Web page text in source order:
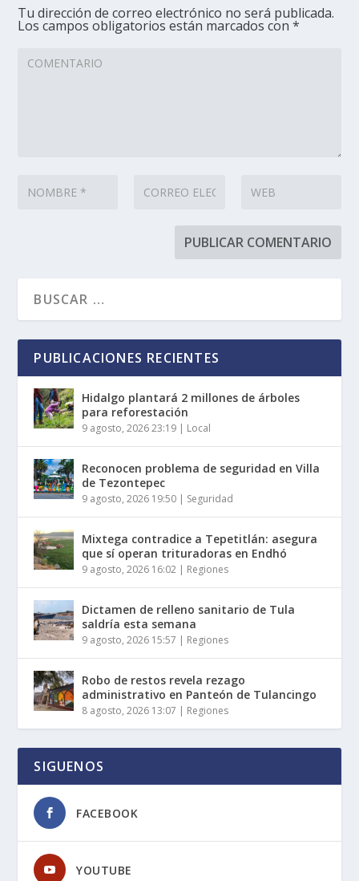
Tu dirección de correo electrónico no será publicada.
Los campos obligatorios están marcados con*
PUBLICACIONES RECIENTES
Hidalgo plantará 2 millones de árboles
para reforestación
9 agosto, 2026 23:19 | Local
Reconocen problema de seguridad en Villa
de Tezontepec
9 agosto, 2026 19:50 | Seguridad
Mixtega contradice a Tepetitlán: asegura
que sí operan trituradoras en Endhó
9 agosto, 2026 16:02 | Regiones
Dictamen de relleno sanitario de Tula
saldría esta semana
9 agosto, 2026 15:57 | Regiones
Robo de restos revela rezago
administrativo en Panteón de Tulancingo
8 agosto, 2026 13:07 | Regiones
SIGUENOS
FACEBOOK
YOUTUBE